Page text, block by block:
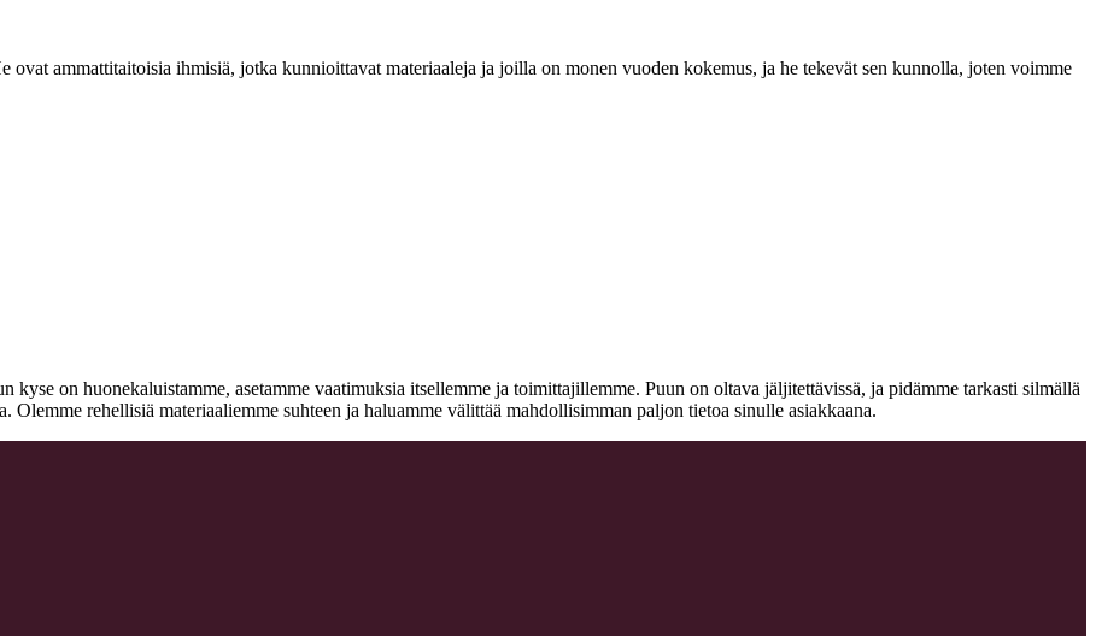
ovat ammattitaitoisia ihmisiä, jotka kunnioittavat materiaaleja ja joilla on monen vuoden kokemus, ja he tekevät sen kunnolla, joten voimme
kyse on huonekaluistamme, asetamme vaatimuksia itsellemme ja toimittajillemme. Puun on oltava jäljitettävissä, ja pidämme tarkasti silmällä
Olemme rehellisiä materiaaliemme suhteen ja haluamme välittää mahdollisimman paljon tietoa sinulle asiakkaana.